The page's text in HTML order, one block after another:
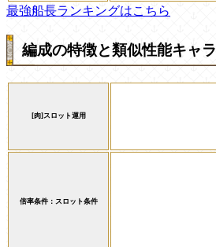
最強船長ランキングはこちら
編成の特徴と類似性能キャラ
[肉]スロット運用
倍率条件：スロット条件